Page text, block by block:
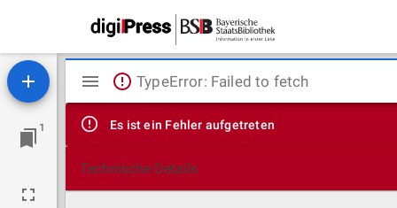
1
Mirador
Viewer
TypeError: Failed to fetch
Es ist ein Fehler aufgetreten
Technische Details